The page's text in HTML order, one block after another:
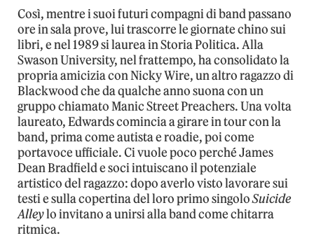
Così, mentre i suoi futuri compagni di band passano
ore in sala prove, lui trascorre le giornate chino sui
libri, e nel 1989 si laurea in Storia Politica. Alla
Swason University, nel frattempo, ha consolidato la
propria amicizia con Nicky Wire, un altro ragazzo di
Blackwood che da qualche anno suona con un
gruppo chiamato Manic Street Preachers. Una volta
laureato, Edwards comincia a girare in tour con la
band, prima come autista e roadie, poi come
portavoce ufficiale. Ci vuole poco perché James
Dean Bradfield e soci intuiscano il potenziale
artistico del ragazzo: dopo averlo visto lavorare sui
testi e sulla copertina del loro primo singoloSuicide
Alleylo invitano a unirsi alla band come chitarra
ritmica.